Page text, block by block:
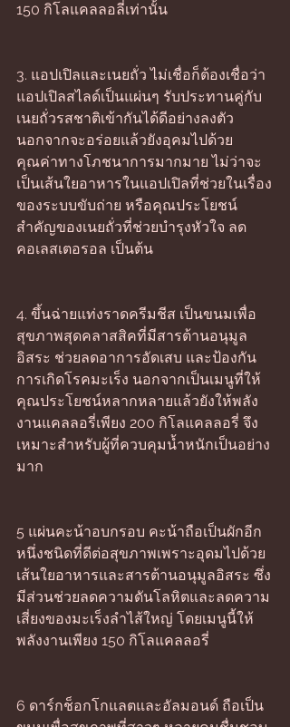
150 กิโลแคลลอลี่เท่านั้น
3. แอปเปิลและเนยถั่ว ไม่เชื่อก็ต้องเชื่อว่า
แอปเปิลสไลด์เป็นแผ่นๆ รับประทานคู่กับ
เนยถั่วรสชาติเข้ากันได้ดีอย่างลงตัว
นอกจากจะอร่อยแล้วยังอุคมไปด้วย
คุณค่าทางโภชนาการมากมาย ไม่ว่าจะ
เป็นเส้นใยอาหารในแอปเปิลที่ช่วยในเรื่อง
ของระบบขับถ่าย หรือคุณประโยชน์
สำคัญของเนยถั่วที่ช่วยบำรุงหัวใจ ลด
คอเลสเตอรอล เป็นต้น
4. ขึ้นฉ่ายแท่งราดครีมชีส เป็นขนมเพื่อ
สุขภาพสุดคลาสสิคที่มีสารต้านอนุมูล
อิสระ ช่วยลดอาการอัดเสบ และป้องกัน
การเกิดโรคมะเร็ง นอกจากเป็นเมนูที่ให้
คุณประโยชน์หลากหลายแล้วยังให้พลัง
งานแคลลอรี่เพียง 200 กิโลแคลลอรี่ จึง
เหมาะสำหรับผู้ที่ควบคุมน้ำหนักเป็นอย่าง
มาก
5 แผ่นคะน้าอบกรอบ คะน้าถือเป็นผักอีก
หนึ่งชนิดที่ดีต่อสุขภาพเพราะอุดมไปด้วย
เส้นใยอาหารและสารต้านอนุมูลอิสระ ซึ่ง
มีส่วนช่วยลดความดันโลหิตและลดความ
เสี่ยงของมะเร็งลำไส้ใหญ่ โดยเมนูนี้ให้
พลังงานเพียง 150 กิโลแคลลอรี่
6 ดาร์กช็อกโกแลตและอัลมอนด์ ถือเป็น